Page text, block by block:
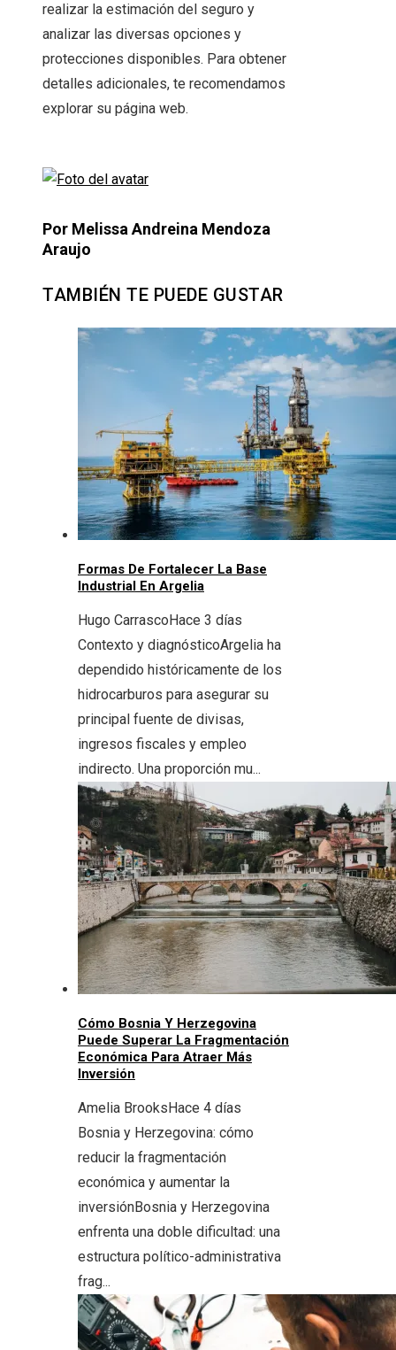
realizar la estimación del seguro y
analizar las diversas opciones y
protecciones disponibles. Para obtener
detalles adicionales, te recomendamos
explorar su página web.
Por Melissa Andreina Mendoza
Araujo
TAMBIÉN TE PUEDE GUSTAR
Formas De Fortalecer La Base
Industrial En Argelia
Hugo CarrascoHace 3 días
Contexto y diagnósticoArgelia ha
dependido históricamente de los
hidrocarburos para asegurar su
principal fuente de divisas,
ingresos fiscales y empleo
indirecto. Una proporción mu...
Cómo Bosnia Y Herzegovina
Puede Superar La Fragmentación
Económica Para Atraer Más
Inversión
Amelia BrooksHace 4 días
Bosnia y Herzegovina: cómo
reducir la fragmentación
económica y aumentar la
inversiónBosnia y Herzegovina
enfrenta una doble dificultad: una
estructura político-administrativa
frag...